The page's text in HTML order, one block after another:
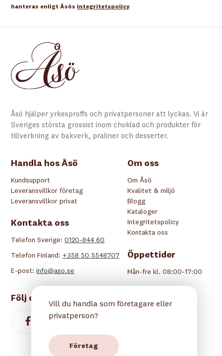
hanteras enligt Åsös integritetspolicy
Åsö hjälper yrkesproffs och privatpersoner att lyckas. Vi är
Sveriges största grossist inom choklad och produkter för
tillverkning av bakverk, praliner och desserter.
Om oss
Om Åsö
Kvalitet & miljö
Blogg
Kataloger
Integritetspolicy
Kontakta oss
Öppettider
Mån-fre kl. 08:00-17:00
Handla hos Åsö
Kundsupport
Leveransvillkor företag
Leveransvillkor privat
Kontakta oss
Telefon Sverige:0120-844 60
Telefon Finland: +358 50 5548707
E-post:info@aso.se
Följ oss
Vill du handla som företagare eller
privatperson?
Företag